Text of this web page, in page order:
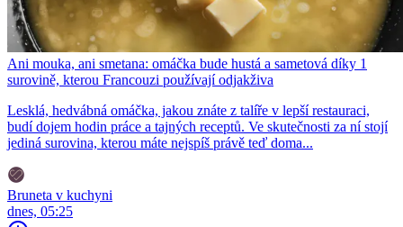
Ani mouka, ani smetana: omáčka bude hustá a sametová díky 1
surovině, kterou Francouzi používají odjakživa
Lesklá, hedvábná omáčka, jakou znáte z talíře v lepší restauraci,
budí dojem hodin práce a tajných receptů. Ve skutečnosti za ní stojí
jediná surovina, kterou máte nejspíš právě teď doma...
Bruneta v kuchyni
dnes, 05:25